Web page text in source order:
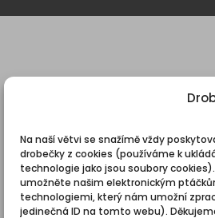
Na naší větvi se snažímě vždy
drobečky z cookies (používáme k
technologie jako jsou soubory
umožněte našim elektronickým
technologiemi, který nám umožní
jedinečná ID na tomto webu).